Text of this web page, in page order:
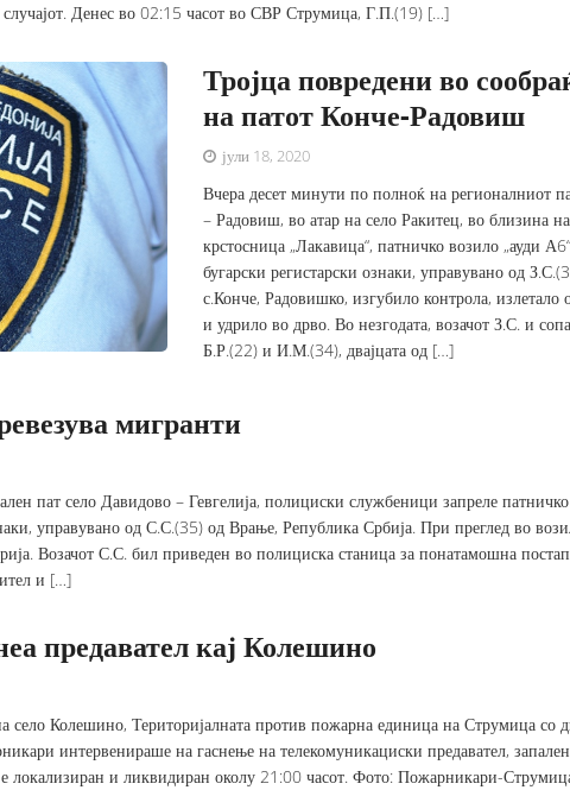
случајот. Денес во 02:15 часот во СВР Струмица, Г.П.(19) […]
Тројца повредени во
на патот Конче-Радовиш
јули 18, 2020
Вчера десет минути по полноќ на регионалниот
– Радовиш, во атар на село Ракитец, во близина на
крстосница „Лакавица“, патничко возило „ауди
бугарски регистарски ознаки, управувано од
с.Конче, Радовишко, изгубило контрола, излетало
и удрило во дрво. Во незгодата, возачот З.С. и
Б.Р.(22) и И.М.(34), двајцата од […]
мигранти
пат село Давидово – Гевгелија, полициски службеници запреле
управувано од С.С.(35) од Врање, Република Србија. При преглед во
Возачот С.С. бил приведен во полициска станица за понатамошна
и […]
предавател кај Колешино
село Колешино, Територијалната против пожарна единица на Струмица со
интервенираше на гаснење на телекомуникациски предавател,
локализиран и ликвидиран околу 21:00 часот. Фото: Пожарникари-